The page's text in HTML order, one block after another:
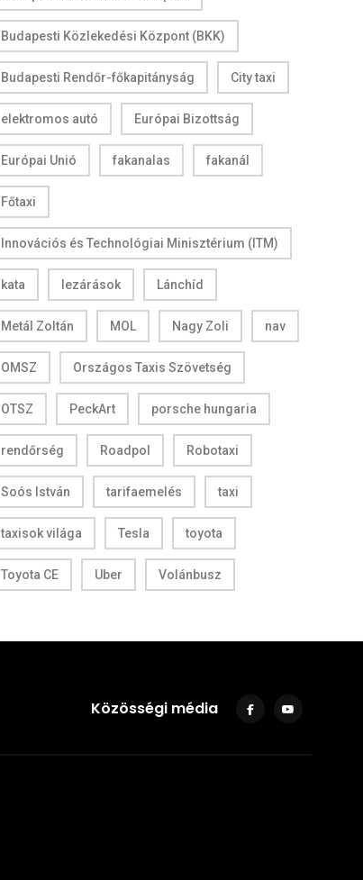
Budapesti Közlekedési Központ (BKK)
Budapesti Rendőr-főkapitányság City taxi
elektromos autó Európai Bizottság
Európai Unió fakanalas fakanál
Főtaxi
Innovációs és Technológiai Minisztérium (ITM)
kata lezárások Lánchíd
Metál Zoltán MOL Nagy Zoli nav
OMSZ Országos Taxis Szövetség
OTSZ PeckArt porsche hungaria
rendőrség Roadpol Robotaxi
Soós István tarifaemelés taxi
taxisok világa Tesla toyota
Toyota CE Uber Volánbusz
Közösségi média